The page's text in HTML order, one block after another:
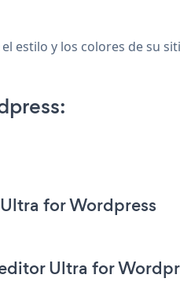
estilo y los colores de su
for Wordpress
Ultra for